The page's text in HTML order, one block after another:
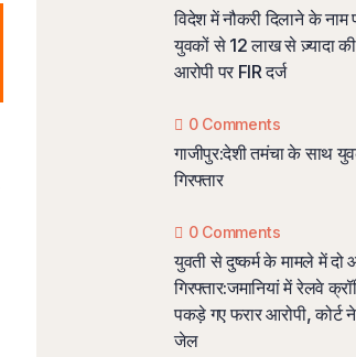
विदेश में नौकरी दिलाने के नाम
युवकों से 12 लाख से ज़्यादा
आरोपी पर FIR दर्ज
0 Comments
गाजीपुर:देशी तमंचा के साथ
गिरफ्तार
0 Comments
युवती से दुष्कर्म के मामले में दो
गिरफ्तार:जमानियां में रेलवे
पकड़े गए फरार आरोपी, कोर्ट
जेल